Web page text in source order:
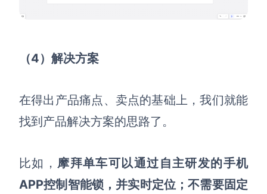
（4）解决方案
在得出产品痛点、卖点的基础上，我们就能
找到产品解决方案的思路了 。
比如 ， 摩拜单车可以通过自主研发的手机
APP控制智能锁，并实时定位；不需要固定